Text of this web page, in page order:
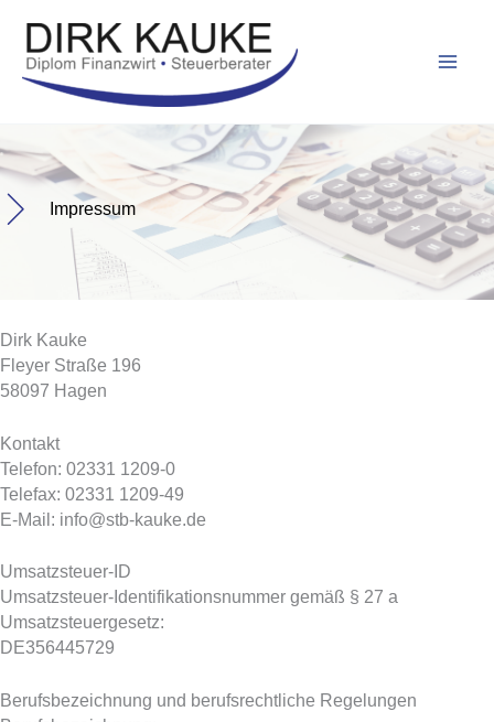
springen
Impressum
Dirk Kauke
Fleyer Straße 196
58097 Hagen
Kontakt
Telefon: 02331 1209-0
Telefax: 02331 1209-49
E-Mail: info@stb-kauke.de
Umsatzsteuer-ID
Umsatzsteuer-Identifikationsnummer gemäß § 27 a
Umsatzsteuergesetz:
DE356445729
Berufsbezeichnung und berufsrechtliche Regelungen